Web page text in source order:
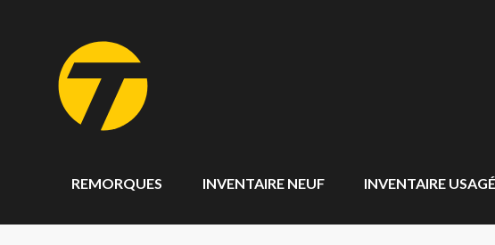
REMORQUES INVENTAIRE NEUF INVENTAIRE USAGÉ